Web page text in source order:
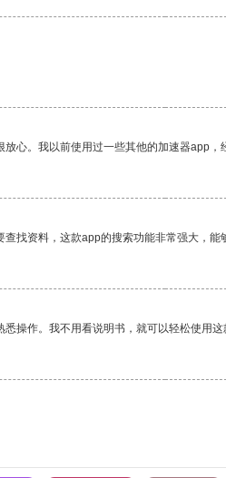
心。我以前使用过一些其他的加速器app，
找资料，这款app的搜索功能非常强大，能
操作。我不用看说明书，就可以轻松使用这